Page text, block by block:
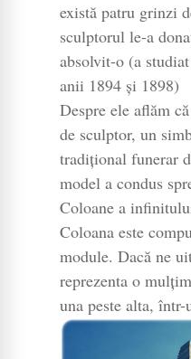
există patru grinzi
sculptorul le-a
absolvit-o (a
anii 1894 și 1898)
Despre ele aflăm
de sculptor, un
tradițional funerar
model a condus
Coloane a
Coloana este
module. Dacă ne
reprezenta o
una peste alta, într-